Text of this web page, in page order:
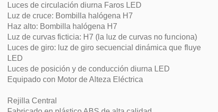
Luces de circulación diurna Faros LED
Luz de cruce: Bombilla halógena H7
Haz alto: Bombilla halógena H7
Luz de curvas ficticia: H7 (la luz de curvas no funciona)
Luces de giro: luz de giro secuencial dinámica que fluye
LED
Luces de posición y de conducción diurna LED
Equipado con Motor de Alteza Eléctrica
Rejilla Central